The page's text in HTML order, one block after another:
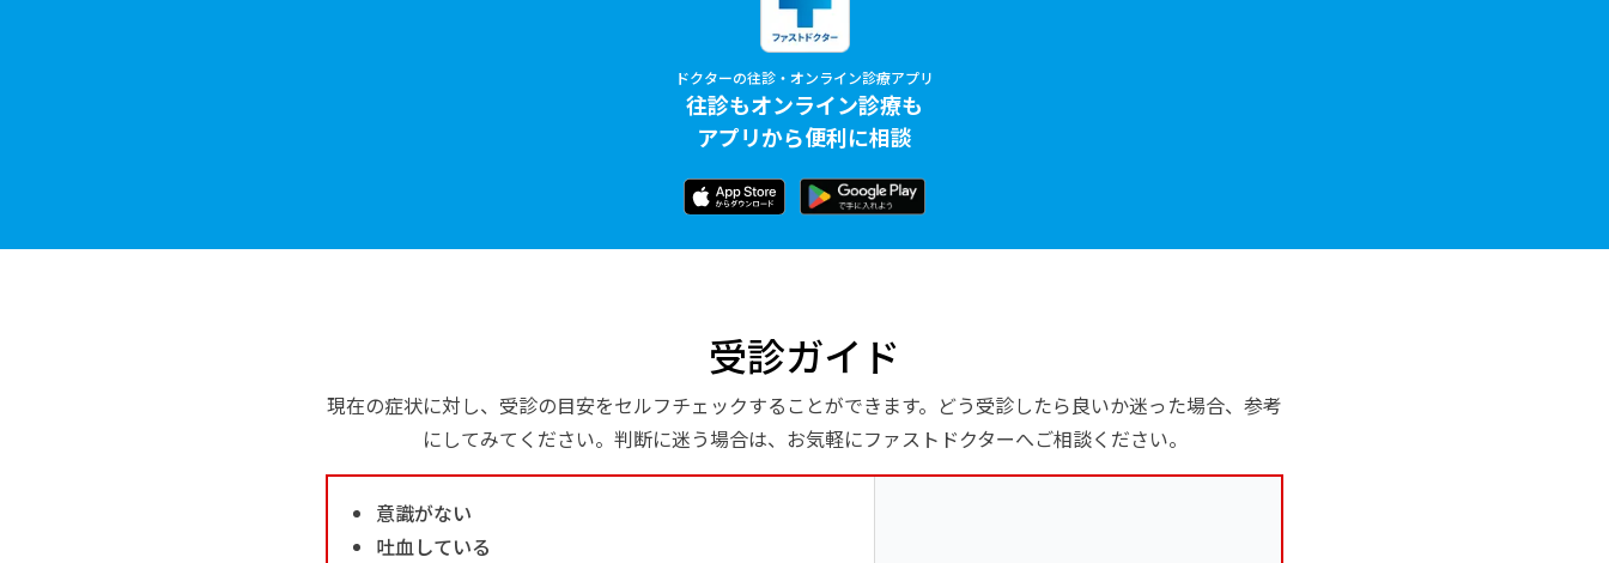
ドクターの往診・オンライン診療アプリ
往診もオンライン診療も
アプリから便利に相談
受診ガイド
現在の症状に対し、受診の目安をセルフチェックすることができます。どう受診したら良いか迷った場合、参考
にしてみてください。判断に迷う場合は、お気軽にファストドクターへご相談ください。
意識がない
吐血している